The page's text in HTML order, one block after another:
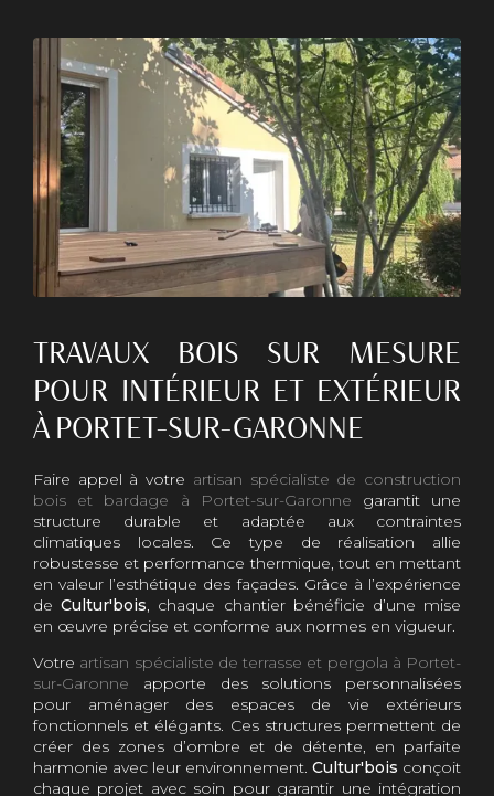
TRAVAUX BOIS SUR MESURE
POUR INTÉRIEUR ET EXTÉRIEUR
À PORTET-SUR-GARONNE
Faire appel à votre artisan spécialiste de construction
bois et bardage à Portet-sur-Garonne garantit une
structure durable et adaptée aux contraintes
climatiques locales. Ce type de réalisation allie
robustesse et performance thermique, tout en mettant
en valeur l’esthétique des façades. Grâce à l’expérience
deCultur'bois, chaque chantier bénéficie d’une mise
en œuvre précise et conforme aux normes en vigueur.
Votre artisan spécialiste de terrasse et pergola à Portet-
sur-Garonne apporte des solutions personnalisées
pour aménager des espaces de vie extérieurs
fonctionnels et élégants. Ces structures permettent de
créer des zones d’ombre et de détente, en parfaite
harmonie avec leur environnement. Cultur'bois conçoit
chaque projet avec soin pour garantir une intégration